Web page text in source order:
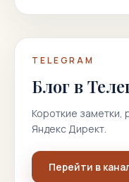
TELEGRAM
Блог в
Короткие заметки,
Яндекс Директ.
Перейти в